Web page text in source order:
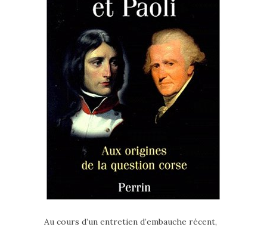
Au cours d’un entretien d’embauche récent,